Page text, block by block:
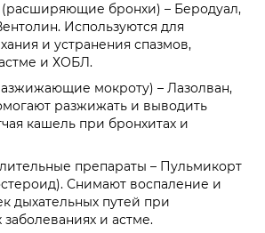
(расширяющие бронхи) – Беродуал,
Используются для
и устранения спазмов,
и ХОБЛ.
мокроту) – Лазолван,
разжижать и выводить
кашель при бронхитах и
препараты – Пульмикорт
Снимают воспаление и
дыхательных путей при
и астме.